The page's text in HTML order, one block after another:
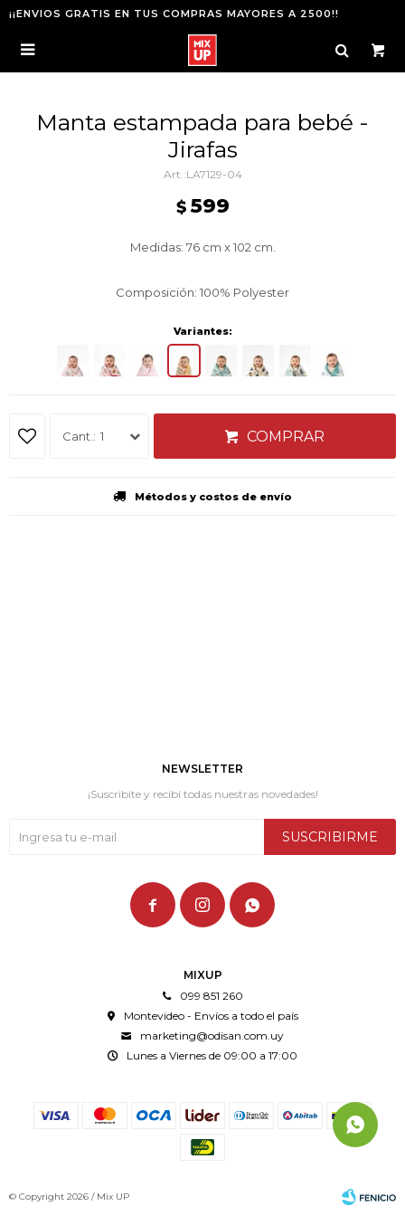
¡¡ENVIOS GRATIS EN TUS COMPRAS MAYORES A 2500!!

Manta estampada para bebé -
Jirafas
LA7129-04
$ 599
Medidas: 76 cm x 102 cm.
Composición: 100% Polyester
Variantes:
1 COMPRAR
Métodos y costos de envío
MIXUP
099 851 260
Montevideo - Envíos a todo el país
marketing@odisan.com.uy
Lunes a Viernes de 09:00 a 17:00
NEWSLETTER
¡Suscribite y recibí todas nuestras novedades!
SUSCRIBIRME
  
© Copyright 2026 / Mix UP